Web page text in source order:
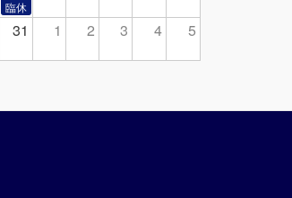
31 1 2 3 4 5